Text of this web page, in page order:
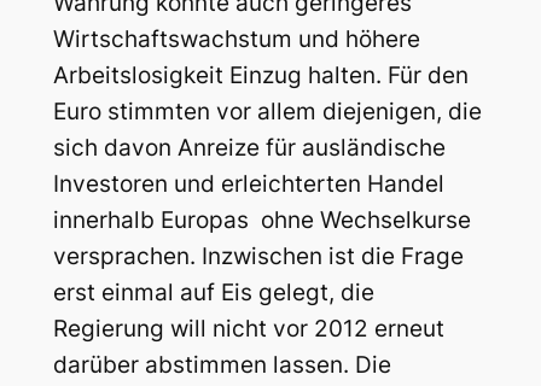
Wirtschaftswachstum und höhere
Arbeitslosigkeit Einzug halten. Für den
Euro stimmten vor allem diejenigen, die
sich davon Anreize für ausländische
Investoren und erleichterten Handel
innerhalb Europas ohne Wechselkurse
versprachen. Inzwischen ist die Frage
erst einmal auf Eis gelegt, die
Regierung will nicht vor 2012 erneut
darüber abstimmen lassen. Die